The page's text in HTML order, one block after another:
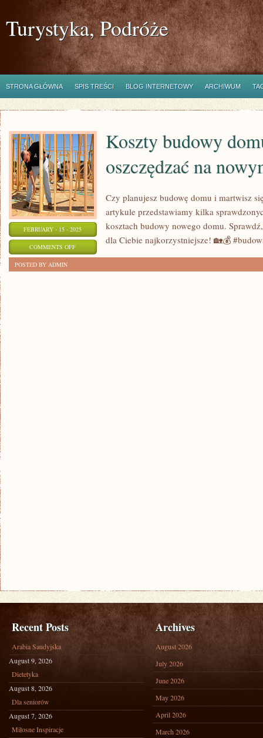
Turystyka, Podróże
STRONA GŁÓWNA SPIS TREŚCI BLOG INTERNETOWY ARCHIWUM
FEBRUARY - 15 - 2025
COMMENTS OFFON
Koszty budowy
oszczędzać na
Czy planujesz budowę domu i martwisz
artykule przedstawiamy kilka
kosztach budowy nowego domu.
dla Ciebie najkorzystniejsze! 🏡💰
POSTED BY ADMIN
Recent Posts
Arabia Saudyjska
August 9, 2026
Dietetyka
August 8, 2026
Dla seniorów
August 7, 2026
Miłosne Inspiracje
Archives
August 2026
July 2026
June 2026
May 2026
April 2026
March 2026